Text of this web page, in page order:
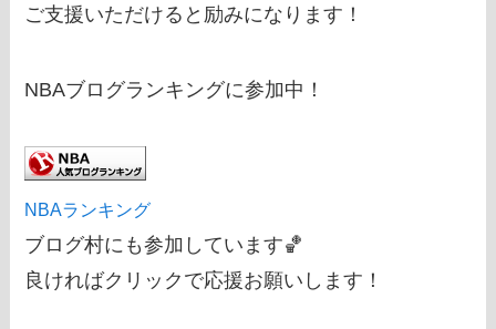
ご支援いただけると励みになります！
NBAブログランキングに参加中！
NBAランキング
ブログ村にも参加しています🏀
良ければクリックで応援お願いします！